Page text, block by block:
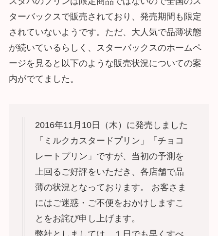
ターバックスで販売されており、発売期間も限定
されていないようです。ただ、大人気で品薄状態
が続いているらしく、スターバックスのホームペ
ージを見ると以下のような販売状況についての案
内がでてました。
2016年11月10日（木）に発売しました
「ミルクカスタードプリン」「チョコ
レートプリン」ですが、当初の予測を
上回るご好評をいただき、各店舗で品
薄の状況となっております。 お客さま
にはご迷惑・ご不便をおかけしますこ
とをお詫び申し上げます。
弊社としましては、１日でも早くすべ